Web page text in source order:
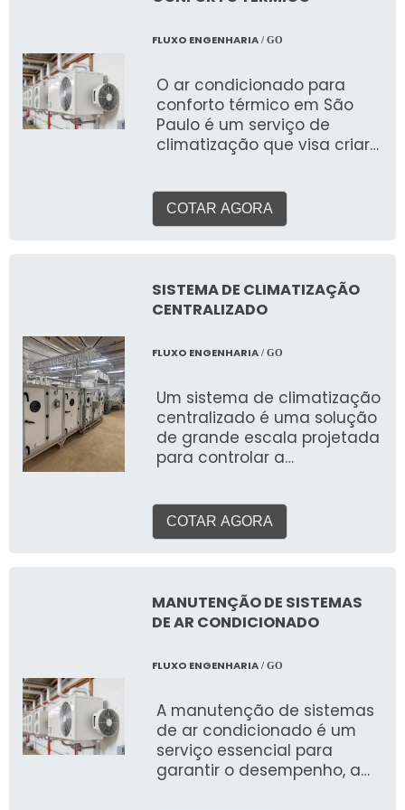
completa pode incluir desde
monitorados, controle de
acesso (biometria,
catracas), cercas elétricas,
até sistemas de detecção e
FLUXO ENGENHARIA/ GO
O ar condicionado para
conforto térmico em São
Paulo é um serviço de
climatização que visa criar
umidade e qualidade do ar
ideais, proporcionando
residências, escritórios, lojas
e outros espaços. Ao
processos industriais, o foco
aqui é a experiência
COTAR AGORA
SISTEMA DE CLIMATIZAÇÃO
CENTRALIZADO
FLUXO ENGENHARIA/ GO
Um sistema de climatização
centralizado é uma solução
de grande escala projetada
para controlar a
ar em múltiplos ambientes
de uma edificação ou
um conjunto de unidades
interligadas. Diferente dos
splits), o ar condicionado
central distribui o ar tratado
dutos para diversas zonas,
garantindo uma
climatização uniforme e
eficiente em grandes
COTAR AGORA
MANUTENÇÃO DE SISTEMAS
DE AR CONDICIONADO
FLUXO ENGENHARIA/ GO
A manutenção de sistemas
de ar condicionado é um
serviço essencial para
garantir o desempenho, a